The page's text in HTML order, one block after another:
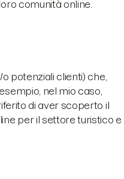
comunità online.
potenziali clienti) che,
nel mio caso,
di aver scoperto il
per il settore turistico e